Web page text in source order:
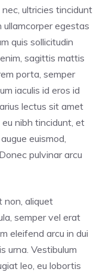
ultricies tincidunt
egestas
quis sollicitudin
sagittis mattis
porta, semper
iaculis id eros id
lectus sit amet
nibh tincidunt, et
euismod,
pulvinar arcu
non, aliquet
semper vel erat
eleifend arcu in dui
urna. Vestibulum
leo, eu lobortis